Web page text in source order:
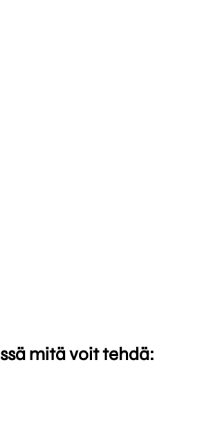
mitä voit tehdä: